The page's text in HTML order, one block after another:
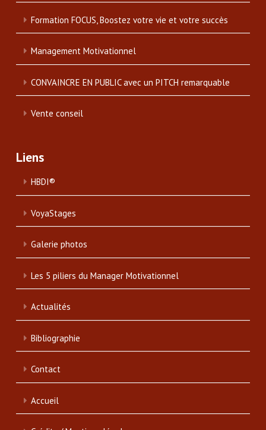
Formation FOCUS, Boostez votre vie et votre succès
Management Motivationnel
CONVAINCRE EN PUBLIC avec un PITCH remarquable
Vente conseil
Liens
HBDI®
VoyaStages
Galerie photos
Les 5 piliers du Manager Motivationnel
Actualités
Bibliographie
Contact
Accueil